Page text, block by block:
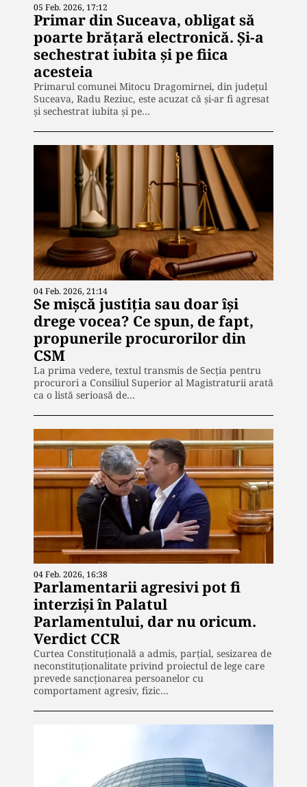
05 Feb. 2026, 17:12
Primar din Suceava, obligat să
poarte brățară electronică. Și-a
sechestrat iubita și pe fiica
acesteia
Primarul comunei Mitocu Dragomirnei, din județul
Suceava, Radu Reziuc, este acuzat că și-ar fi agresat
și sechestrat iubita și pe…
04 Feb. 2026, 21:14
Se mișcă justiția sau doar își
drege vocea? Ce spun, de fapt,
propunerile procurorilor din
CSM
La prima vedere, textul transmis de Secția pentru
procurori a Consiliul Superior al Magistraturii arată
ca o listă serioasă de…
04 Feb. 2026, 16:38
Parlamentarii agresivi pot fi
interziși în Palatul
Parlamentului, dar nu oricum.
Verdict CCR
Curtea Constituțională a admis, parțial, sesizarea de
neconstituționalitate privind proiectul de lege care
prevede sancționarea persoanelor cu
comportament agresiv, fizic…